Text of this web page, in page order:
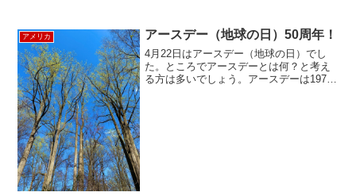
アメリカ アースデー（地球の日）50周年！
4月22日はアースデー（地球の日）でし
た。ところでアースデーとは何？と考え
る方は多いでしょう。アースデーは1970